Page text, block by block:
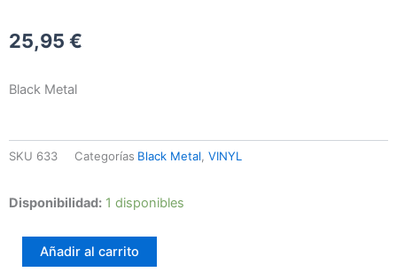
25,95 €
Black Metal
SKU 633 Categorías Black Metal VINYL
Disponibilidad: 1 disponibles
Kaevum
Ultra
cantidadAñadir al carrito